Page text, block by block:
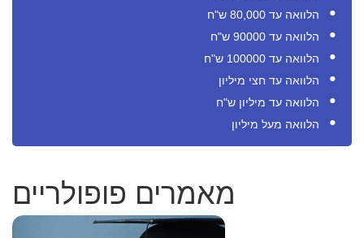
הלוואה עד 80,000 ש"ח
הלוואה עד 90000 ש"ח
הלוואה עד 100000 ש"ח
הלוואה עד חצי מיליון
הלוואה עד מיליון ש"ח
הלוואה מעל מיליון
מאמרים פופולריים